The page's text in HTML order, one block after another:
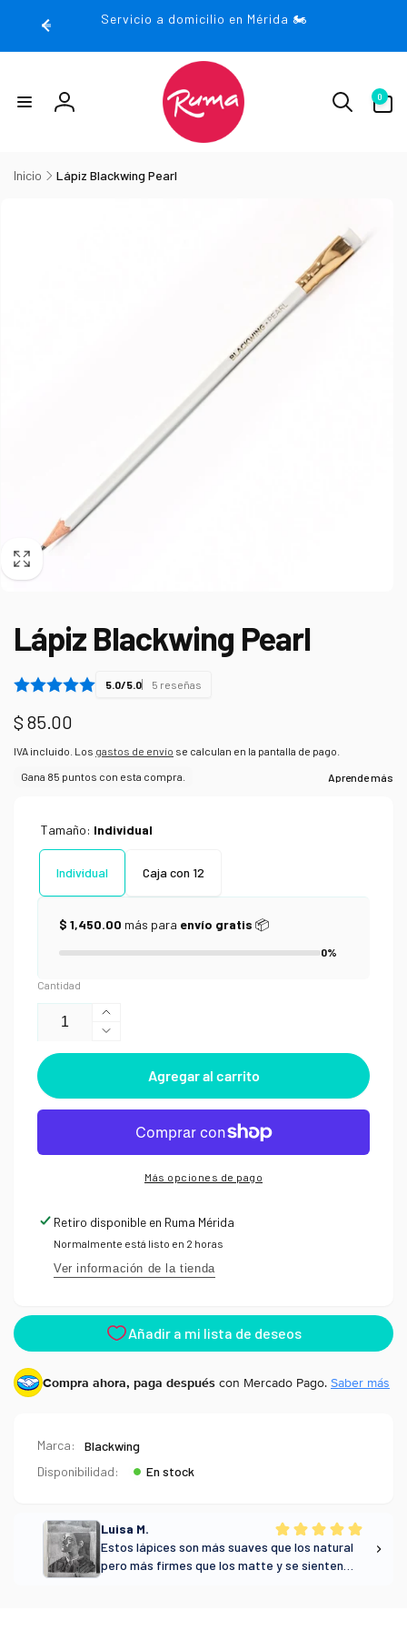
Servicio a domicilio en Mérida 🏍️
Iniciar
0
artículos
Inicio Lápiz Blackwing Pearl
Lápiz Blackwing Pearl
5.0/5.0 5 reseñas
Precio
habitual
$ 85.00
IVA incluido. Los gastos de envío se calculan en la pantalla de pago.
Tamaño: Individual
Individual Caja con 12
$ 1,450.00 más para envío gratis 📦
0%
Cantidad
Aumentar
cantidad
para
Blackwing
Pearl
Reducir
cantidad
Lápiz
Blackwing
Pearl
Agregar al carrito
Más opciones de pago
Retiro disponible en Ruma Mérida
Normalmente está listo en 2 horas
Ver información de la tienda
Compra ahora, paga después con Mercado Pago. Saber más
Marca:
Blackwing
Disponibilidad:
En stock